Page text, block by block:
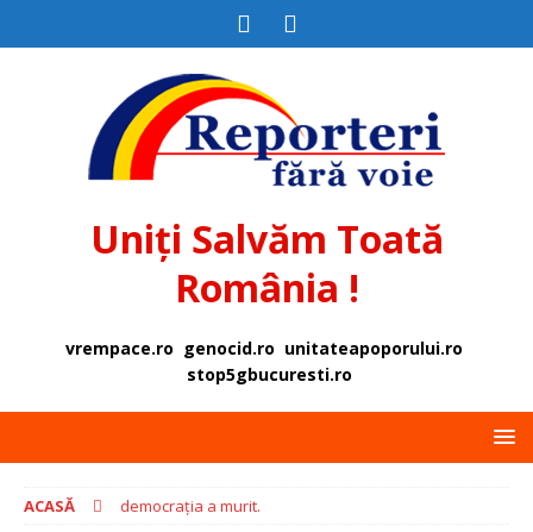
Uniți Salvăm Toată
România !
vrempace.ro genocid.ro unitateapoporului.ro
stop5gbucuresti.ro
ACASĂ democrația a murit.